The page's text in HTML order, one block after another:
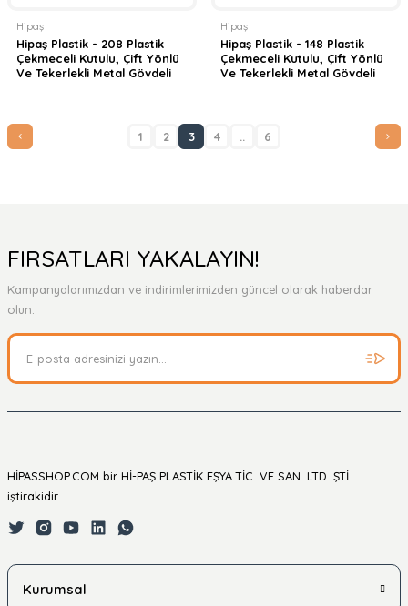
Hipaş
Hipaş Plastik - 208 Plastik
Çekmeceli Kutulu, Çift Yönlü
Ve Tekerlekli Metal Gövdeli
Hipaş
Hipaş Plastik - 148 Plastik
Çekmeceli Kutulu, Çift Yönlü
Ve Tekerlekli Metal Gövdeli
1 2 3 4 .. 6
FIRSATLARI YAKALAYIN!
Kampanyalarımızdan ve indirimlerimizden güncel olarak haberdar
olun.
HİPASSHOP.COM bir Hİ-PAŞ PLASTİK EŞYA TİC. VE SAN. LTD. ŞTİ.
iştirakidir.
Kurumsal